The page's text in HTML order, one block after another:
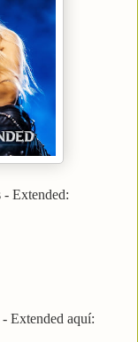
- Extended:
Extended aquí: